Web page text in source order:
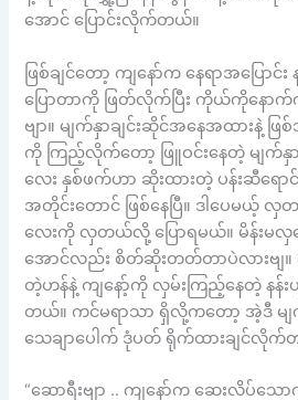
အောင် ပြောင်းလိုက်တယ်။
ဖြစ်ချင်တော့ ကျနော်က နေရာအပြောင်
ပြောတာကို ဖြတ်လိုက်ပြီး ကိုယ်ကိုနော
ဗျာ။ မျက်နှာချင်းဆိုင်အနေအထားနဲ့ ဖ
ကို ကြည့်လိုက်တော့ ဖြူဝင်းနေတဲ့ မျက်နှာဝို
လေး နှစ်ဖက်ဟာ ဆိုးထားတဲ့ ပန်းဆီရောင်
အတိုင်းတောင် ဖြစ်နေပြီ။ ဒါပေမယ့် လှ
လေးကို လှတယ်လို့ ပြောရမယ်။ မိန်းမ
အောင်လည်း စိတ်ဆိုးတတ်တာပဲလားဗျ။
တဲ့ဟန်နဲ့ ကျနော့်ကို လှမ်းကြည့်နေတဲ့ နန်
တယ်။ ကင်မရာသာ ရှိလို့ကတော့ အဲ့ဒီ မ
သေချာပေါက် ဒုံပတ် ရိုက်ထားချင်လိုက်
“ဆောရီးဗျာ .. ကျနော်က ဆေးလိပ်သ